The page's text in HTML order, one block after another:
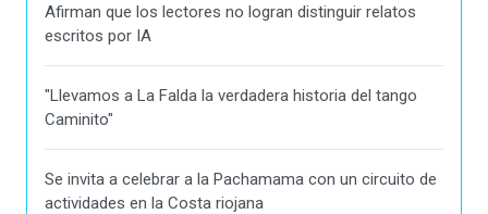
Afirman que los lectores no logran distinguir relatos
escritos por IA
"Llevamos a La Falda la verdadera historia del tango
Caminito"
Se invita a celebrar a la Pachamama con un circuito de
actividades en la Costa riojana